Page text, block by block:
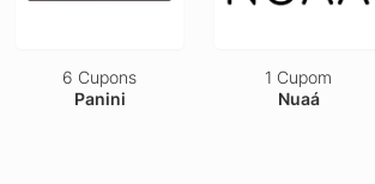
6 Cupons
Panini
1 Cupom
Nuaá